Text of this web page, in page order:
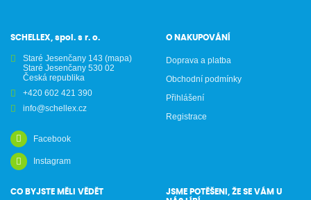
SCHELLEX, spol. s r. o.
Staré Jesenčany 143 (mapa)
Staré Jesenčany 530 02
Česká republika
+420 602 421 390
info@schellex.cz
Facebook
Instagram
O NAKUPOVÁNÍ
Doprava a platba
Obchodní podmínky
Přihlášení
Registrace
CO BYJSTE MĚLI VĚDĚT
JSME POTĚŠENI, ŽE SE VÁM U